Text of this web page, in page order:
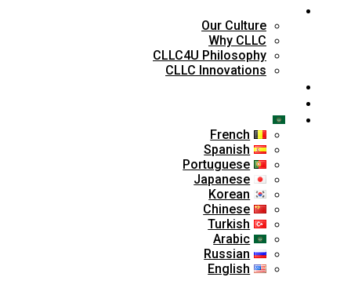
About Us
Our Culture
Why CLLC
CLLC4U Philosophy
CLLC Innovations
Gallery
Contact Us
Arabic
French
Spanish
Portuguese
Japanese
Korean
Chinese
Turkish
Arabic
Russian
English